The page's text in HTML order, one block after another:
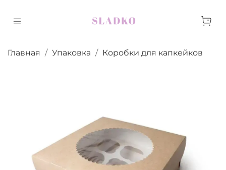
Главная Упаковка Коробки для капкейков